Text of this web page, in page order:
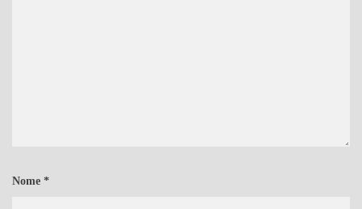
Nome *